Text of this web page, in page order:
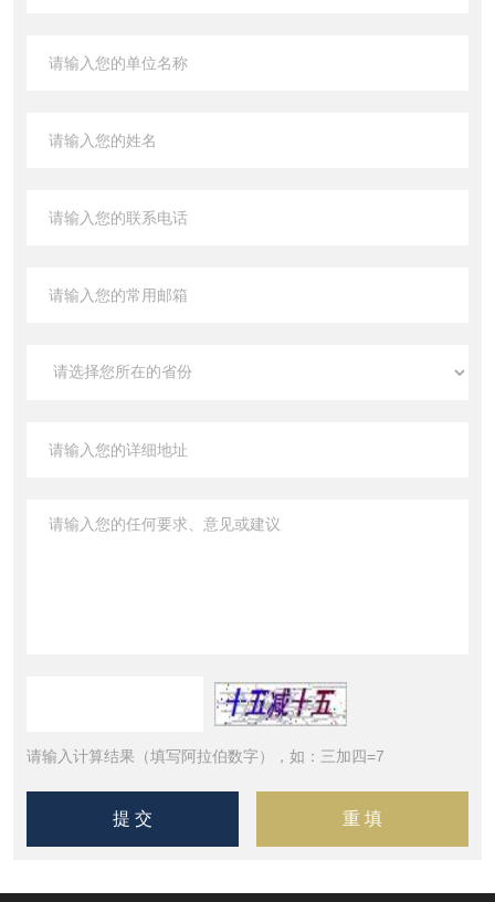
请输入计算结果（填写阿拉伯数字），如：三加四=7